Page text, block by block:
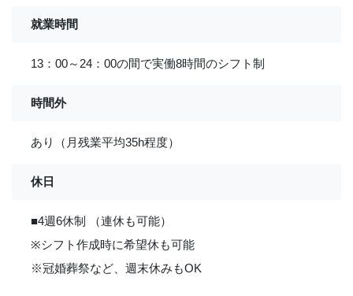
就業時間
13：00～24：00の間で実働8時間のシフト制
時間外
あり（月残業平均35h程度）
休日
■4週6休制 （連休も可能）
※シフト作成時に希望休も可能
※冠婚葬祭など、週末休みもOK